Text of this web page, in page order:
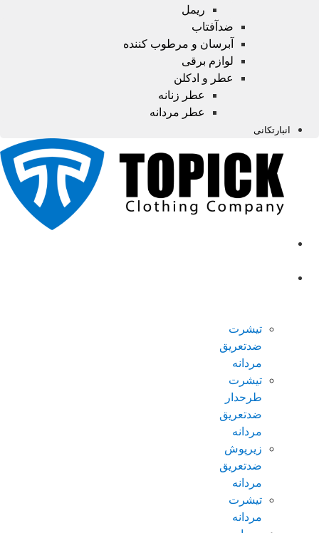
ریمل
ضدآفتاب
آبرسان و مرطوب کننده
لوازم برقی
عطر و ادکلن
عطر زنانه
عطر مردانه
انبارتکانی
تیشرت
ضدتعریق
مردانه
تیشرت
طرحدار
ضدتعریق
مردانه
زیرپوش
ضدتعریق
مردانه
تیشرت
مردانه